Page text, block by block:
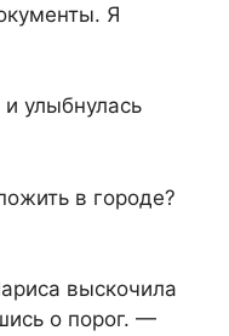
Я
улыбнулась
в городе?
выскочила
о порог. —